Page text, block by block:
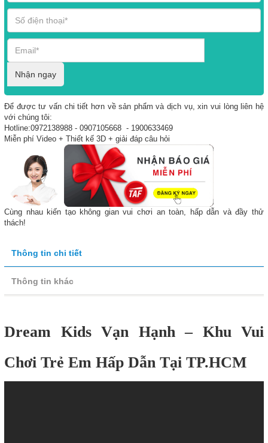
Nhận ngay
Để được tư vấn chi tiết hơn về sản phẩm và dịch vụ, xin vui lòng liên hệ
với chúng tôi:
Hotline:0972138988 - 0907105668 - 1900633469
Miễn phí Video + Thiết kế 3D + giải đáp câu hỏi
Cùng nhau kiến tạo không gian vui chơi an toàn, hấp dẫn và đầy thử
thách!
Thông tin chi tiết
Thông tin khác
Dream Kids Vạn Hạnh – Khu Vui
Chơi Trẻ Em Hấp Dẫn Tại TP.HCM